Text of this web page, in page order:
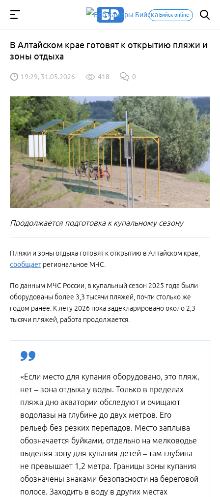
Бийск-online
В Алтайском крае готовят к открытию пляжи и
зоны отдыха
19:29, 31.05.2026 418 0
Продолжается подготовка к купальному сезону
Пляжи и зоны отдыха готовят к открытию в Алтайском крае,
сообщаетрегиональное МЧС.
По данным МЧС России, в купальный сезон 2025 года были
оборудованы более 3,3 тысячи пляжей, почти столько же
годом ранее. К лету 2026 пока задекларировано около 2,3
тысячи пляжей, работа продолжается.
«Если место для купания оборудовано, это пляж,
нет – зона отдыха у воды. Только в пределах
пляжа дно акватории обследуют и очищают
водолазы на глубине до двух метров. Его
рельеф без резких перепадов. Место заплыва
обозначается буйками, отдельно на мелководье
выделяя зону для купания детей – там глубина
не превышает 1,2 метра. Границы зоны купания
обозначены знаками безопасности на береговой
полосе. Заходить в воду в других местах